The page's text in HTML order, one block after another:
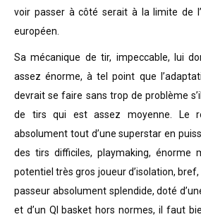
voir passer à côté serait à la limite de
européen.
Sa mécanique de tir, impeccable, lui
assez énorme, à tel point que
devrait se faire sans trop de problème
de tirs qui est assez moyenne. Le
absolument tout d’une superstar en
des tirs difficiles, playmaking, énorme
potentiel très gros joueur d’isolation, bref,
passeur absolument splendide, doté
et d’un QI basket hors normes, il faut